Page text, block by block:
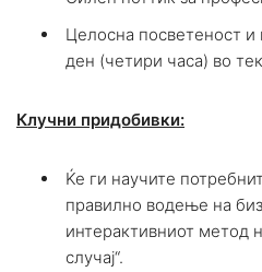
Целосна посветеност и
ден (четири часа) во
Клучни придобивки:
Ќе ги научите
правилно водење на
интерактивниот метод
случај“.